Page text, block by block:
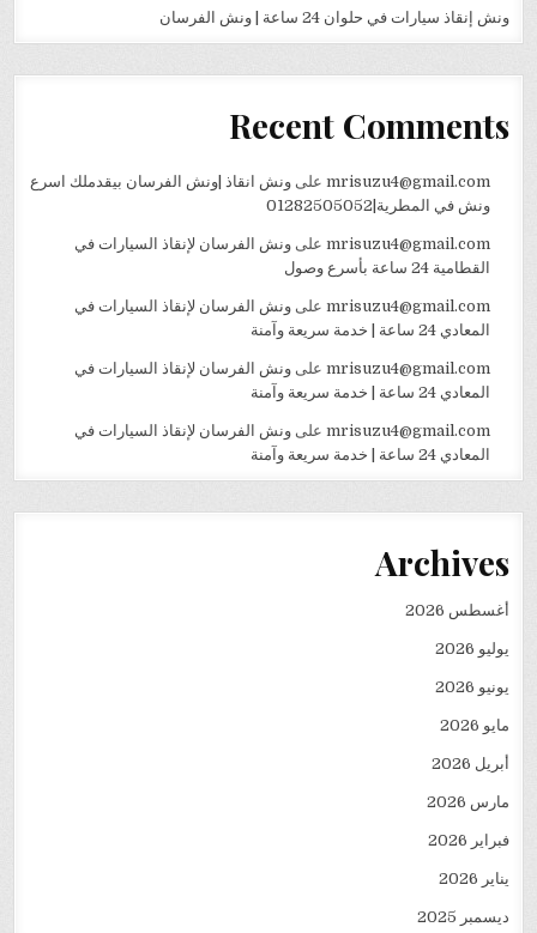
ونش إنقاذ سيارات في حلوان 24 ساعة | ونش الفرسان
Recent Comments
mrisuzu4@gmail.comعلى ونش انقاذ |ونش الفرسان بيقدملك اسرع
ونش في المطرية|01282505052
mrisuzu4@gmail.comعلى ونش الفرسان لإنقاذ السيارات في
القطامية 24 ساعة بأسرع وصول
mrisuzu4@gmail.comعلى ونش الفرسان لإنقاذ السيارات في
المعادي 24 ساعة | خدمة سريعة وآمنة
mrisuzu4@gmail.comعلى ونش الفرسان لإنقاذ السيارات في
المعادي 24 ساعة | خدمة سريعة وآمنة
mrisuzu4@gmail.comعلى ونش الفرسان لإنقاذ السيارات في
المعادي 24 ساعة | خدمة سريعة وآمنة
Archives
أغسطس 2026
يوليو 2026
يونيو 2026
مايو 2026
أبريل 2026
مارس 2026
فبراير 2026
يناير 2026
ديسمبر 2025